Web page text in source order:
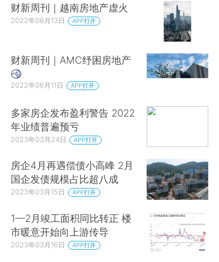
财新周刊｜越南房地产虚火
2022年08月13日 APP打开
财新周刊｜AMC纾困房地产
2022年06月11日 APP打开
多家房企发布盈利警告 2022
年业绩普遍预亏
2023年03月24日 APP打开
房企4月再遇偿债小高峰 2月
国企发债规模占比超八成
2023年03月15日 APP打开
1—2月竣工面积同比转正 楼
市暖意开始向上游传导
2023年03月16日 APP打开